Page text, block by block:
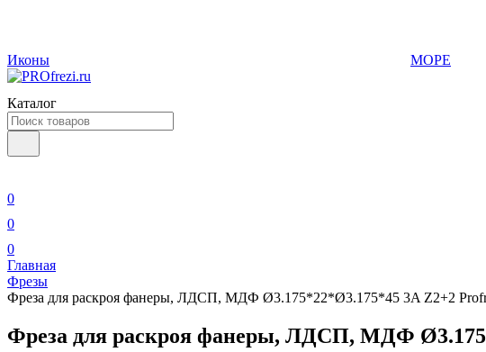
Иконы МОРЕ
Каталог
0
0
0
Главная
Фрезы
Фреза для раскроя фанеры, ЛДСП, МДФ Ø3.175*22*Ø3.175*45 3A Z2+2
Фреза для раскроя фанеры, ЛДСП, МДФ